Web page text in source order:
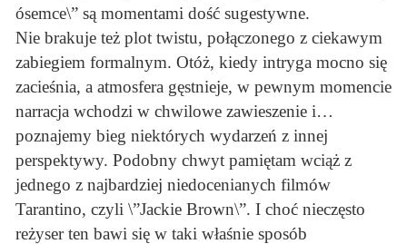
ósemce\” są momentami dość sugestywne.
Nie brakuje też plot twistu, połączonego z ciekawym
zabiegiem formalnym. Otóż, kiedy intryga mocno się
zacieśnia, a atmosfera gęstnieje, w pewnym momencie
narracja wchodzi w chwilowe zawieszenie i…
poznajemy bieg niektórych wydarzeń z innej
perspektywy. Podobny chwyt pamiętam wciąż z
jednego z najbardziej niedocenianych filmów
Tarantino, czyli \”Jackie Brown\”. I choć nieczęsto
reżyser ten bawi się w taki właśnie sposób